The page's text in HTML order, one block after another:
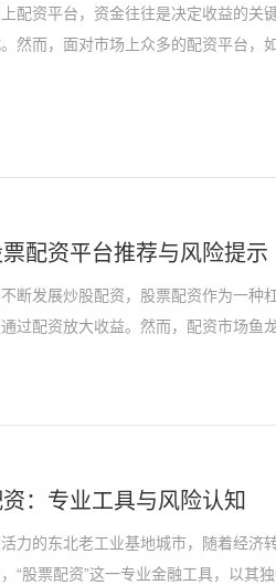
配资平台，资金往往是决定收益的关
然而，面对市场上众多的配资平台
配资平台推荐与风险提示
断发展炒股配资，股票配资作为一
过配资放大收益。然而，配资市场
：专业工具与风险认知
力的东北老工业基地城市，随着经济
“股票配资”这一专业金融工具，以其